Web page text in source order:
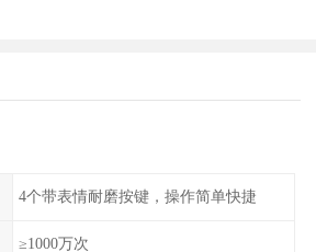
4个带表情耐磨按键，操作简单快捷
≥1000万次